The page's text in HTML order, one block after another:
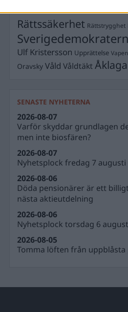
PoliserRasismRicard A
Rättssäkerhet Rättstrygghet
Ulf Kristersson Upprättelse Vapen
Oravsky Våld Våldtäkt
SENASTE NYHETERNA
Varför skyddar grundlagen
men inte biosfären?
2026-08-07
Nyhetsplock fredag 7 augusti
2026-08-07
Döda pensionärer är ett
nästa aktieutdelning
2026-08-06
Nyhetsplock torsdag 6
2026-08-06
Tomma löften från
2026-08-05